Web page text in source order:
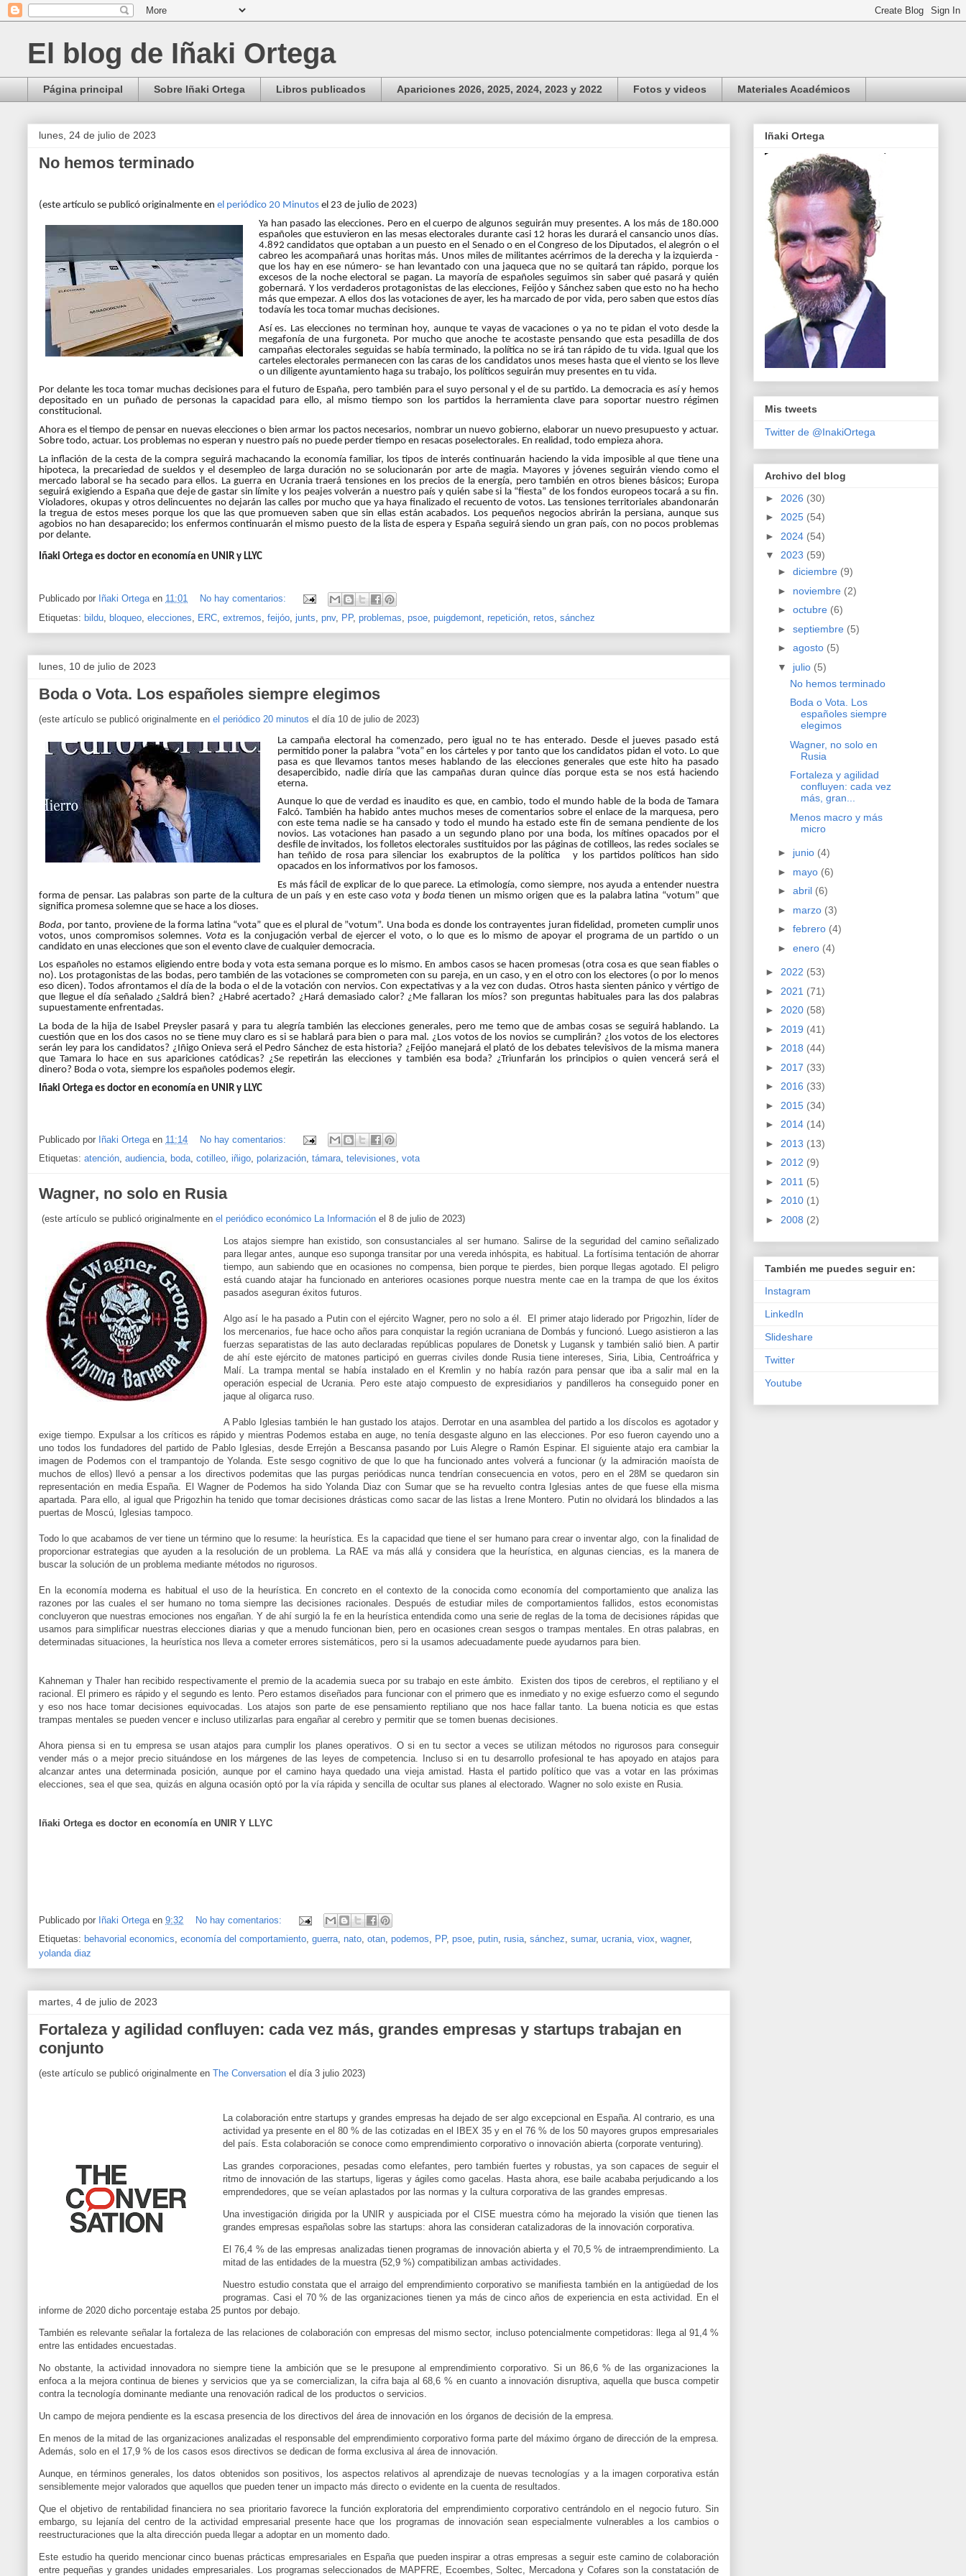
El blog de Iñaki Ortega
Página principal Sobre Iñaki Ortega Libros publicados Apariciones 2026, 2025, 2024, 2023 y 2022 Fotos y videos Materiales Académicos
lunes, 24 de julio de 2023
No hemos terminado
(este artículo se publicó originalmente en el periódico 20 Minutos el 23 de julio de 2023)
Ya han pasado las elecciones. Pero en el cuerpo de algunos seguirán muy presentes. A los más de 180.000
españoles que estuvieron en las mesas electorales durante casi 12 horas les durará el cansancio unos días.
4.892 candidatos que optaban a un puesto en el Senado o en el Congreso de los Diputados, el alegrón o el
cabreo les acompañará unas horitas más. Unos miles de militantes acérrimos de la derecha y la izquierda -
que los hay en ese número- se han levantado con una jaqueca que no se quitará tan rápido, porque los
excesos de la noche electoral se pagan. La mayoría de españoles seguimos sin saber qué pasará y quién
gobernará. Y los verdaderos protagonistas de las elecciones, Feijóo y Sánchez saben que esto no ha hecho
más que empezar. A ellos dos las votaciones de ayer, les ha marcado de por vida, pero saben que estos días
todavía les toca tomar muchas decisiones.
Así es. Las elecciones no terminan hoy, aunque te vayas de vacaciones o ya no te pidan el voto desde la
megafonía de una furgoneta. Por mucho que anoche te acostaste pensando que esta pesadilla de dos
campañas electorales seguidas se había terminado, la política no se irá tan rápido de tu vida. Igual que los
carteles electorales permanecen con las caras de los candidatos unos meses hasta que el viento se los lleve
o un diligente ayuntamiento haga su trabajo, los políticos seguirán muy presentes en tu vida.
Por delante les toca tomar muchas decisiones para el futuro de España, pero también para el suyo personal y el de su partido. La democracia es así y hemos
depositado en un puñado de personas la capacidad para ello, al mismo tiempo son los partidos la herramienta clave para soportar nuestro régimen
constitucional.
Ahora es el tiempo de pensar en nuevas elecciones o bien armar los pactos necesarios, nombrar un nuevo gobierno, elaborar un nuevo presupuesto y actuar.
Sobre todo, actuar. Los problemas no esperan y nuestro país no puede perder tiempo en resacas poselectorales. En realidad, todo empieza ahora.
La inflación de la cesta de la compra seguirá machacando la economía familiar, los tipos de interés continuarán haciendo la vida imposible al que tiene una
hipoteca, la precariedad de sueldos y el desempleo de larga duración no se solucionarán por arte de magia. Mayores y jóvenes seguirán viendo como el
mercado laboral se ha secado para ellos. La guerra en Ucrania traerá tensiones en los precios de la energía, pero también en otros bienes básicos; Europa
seguirá exigiendo a España que deje de gastar sin límite y los peajes volverán a nuestro país y quién sabe si la “fiesta” de los fondos europeos tocará a su fin.
Violadores, okupas y otros delincuentes no dejarán las calles por mucho que ya haya finalizado el recuento de votos. Las tensiones territoriales abandonarán
la tregua de estos meses porque los que las que promueven saben que sin ellas están acabados. Los pequeños negocios abrirán la persiana, aunque sus
agobios no han desaparecido; los enfermos continuarán el mismo puesto de la lista de espera y España seguirá siendo un gran país, con no pocos problemas
por delante.
Iñaki Ortega es doctor en economía en UNIR y LLYC
Publicado por Iñaki Ortega en 11:01
No hay comentarios:
Etiquetas: bildu bloqueo elecciones ERC extremos feijóo junts pnv, PP, problemas psoe puigdemont repetición retos sánchez
lunes, 10 de julio de 2023
Boda o Vota. Los españoles siempre elegimos
(este artículo se publicó originalmente en el periódico 20 minutos el día 10 de julio de 2023)
La campaña electoral ha comenzado, pero igual no te has enterado. Desde el jueves pasado está
permitido poner la palabra “vota” en los cárteles y por tanto que los candidatos pidan el voto. Lo que
pasa es que llevamos tantos meses hablando de las elecciones generales que este hito ha pasado
desapercibido, nadie diría que las campañas duran quince días porque esta se nos está haciendo
eterna.
Aunque lo que de verdad es inaudito es que, en cambio, todo el mundo hable de la bodade Tamara
Falcó. También ha habido antes muchos meses de comentarios sobre el enlace de la marquesa, pero
con este tema nadie se ha cansado y todo el mundo ha estado este fin de semana pendiente de los
novios. Las votaciones han pasado a un segundo plano por una boda, los mítines opacados por el
desfile de invitados, los folletos electorales sustituidos por las páginas de cotilleos, las redes sociales se
han teñido de rosa para silenciar los exabruptos de la política y los partidos políticos han sido
opacados en los informativos por los famosos.
Es más fácil de explicar de lo que parece. La etimología, como siempre, nos ayuda a entender nuestra
forma de pensar. Las palabras son parte de la cultura de un país y en este casovota y boda tienen un mismo origen que es la palabra latina “votum” que
significa promesa solemne que se hace a los dioses.
Boda, por tanto, proviene de la forma latina “vota” que es el plural de ”votum”. Una boda es donde los contrayentes juran fidelidad, prometen cumplir unos
votos, unos compromisos solemnes. Vota es la conjugación verbal de ejercer el voto, o lo que es lo mismo de apoyar el programa de un partido o un
candidato en unas elecciones que son el evento clave de cualquier democracia.
Los españoles no estamos eligiendo entre bodayvota esta semana porque es lo mismo. En ambos casos se hacen promesas (otra cosa es que sean fiables o
no). Los protagonistas de las bodas, pero también de las votaciones se comprometen con su pareja, en un caso, y en el otro con los electores (o por lo menos
eso dicen). Todos afrontamos el día de la bodao el de la votación con nervios. Con expectativas y a la vez con dudas. Otros hasta sienten pánico y vértigo de
que llegue el día señalado ¿Saldrá bien? ¿Habré acertado? ¿Hará demasiado calor? ¿Me fallaran los míos? son preguntas habituales para las dos palabras
supuestamente enfrentadas.
La bodade la hija de Isabel Preysler pasará y para tu alegría también las elecciones generales, pero me temo que de ambas cosas se seguirá hablando. La
cuestión que en los dos casos no se tiene muy claro es si se hablará para bien o para mal. ¿Los votos de los novios se cumplirán? ¿los votos de los electores
serán ley para los candidatos? ¿Iñigo Onieva será el Pedro Sánchez de esta historia? ¿Feijóo manejará el plató de los debates televisivos de la misma manera
que Tamara lo hace en sus apariciones catódicas? ¿Se repetirán las elecciones y también esa boda? ¿Triunfarán los principios o quien vencerá será el
dinero? Boda o vota, siempre los españoles podemos elegir.
Iñaki Ortega es doctor en economía en UNIR y LLYC
Publicado por Iñaki Ortega en 11:14
No hay comentarios:
Etiquetas: atención, audiencia, boda, cotilleo, iñigo, polarización, támara, televisiones, vota
Wagner, no solo en Rusia
(este artículo se publicó originalmente en el periódico económico La Información el 8 de julio de 2023)
Los atajos siempre han existido, son consustanciales al ser humano. Salirse de la seguridad del camino señalizado
para llegar antes, aunque eso suponga transitar por una vereda inhóspita, es habitual. La fortísima tentación de ahorrar
tiempo, aun sabiendo que en ocasiones no compensa, bien porque te pierdes, bien porque llegas agotado. El peligro
está cuando atajar ha funcionado en anteriores ocasiones porque nuestra mente cae en la trampa de que los éxitos
pasados aseguran éxitos futuros.
Algo así le ha pasado a Putin con el ejército Wagner, pero no solo a él. El primer atajo liderado por Prigozhin, líder de
los mercenarios, fue hace ocho años para conquistar la región ucraniana de Dombás y funcionó. Luego asistieron a las
fuerzas separatistas de las auto declaradas repúblicas populares de Donetsk y Lugansk y también salió bien. A partir
de ahí este ejército de matones participó en guerras civiles donde Rusia tiene intereses, Siria, Libia, Centroáfrica y
Malí. La trampa mental se había instalado en el Kremlin y no había razón para pensar que iba a salir mal en la
operación especial de Ucrania. Pero este atajo compuesto de expresidiarios y pandilleros ha conseguido poner en
jaque al oligarca ruso.
A Pablo Iglesias también le han gustado los atajos. Derrotar en una asamblea del partido a los díscolos es agotador y
exige tiempo. Expulsar a los críticos es rápido y mientras Podemos estaba en auge, no tenía desgaste alguno en las elecciones. Por eso fueron cayendo uno a
uno todos los fundadores del partido de Pablo Iglesias, desde Errejón a Bescansa pasando por Luis Alegre o Ramón Espinar. El siguiente atajo era cambiar la
imagen de Podemos con el trampantojo de Yolanda. Este sesgo cognitivo de que lo que ha funcionado antes volverá a funcionar (y la admiración maoísta de
muchos de ellos) llevó a pensar a los directivos podemitas que las purgas periódicas nunca tendrían consecuencia en votos, pero en el 28M se quedaron sin
representación en media España. El Wagner de Podemos ha sido Yolanda Diaz con Sumar que se ha revuelto contra Iglesias antes de que fuese ella misma
apartada. Para ello, al igual que Prigozhin ha tenido que tomar decisiones drásticas como sacar de las listas a Irene Montero. Putin no olvidará los blindados a las
puertas de Moscú, Iglesias tampoco.
Todo lo que acabamos de ver tiene un término que lo resume: la heurística. Es la capacidad que tiene el ser humano para crear o inventar algo, con la finalidad de
proporcionar estrategias que ayuden a la resolución de un problema. La RAE va más allá y considera que la heurística, en algunas ciencias, es la manera de
buscar la solución de un problema mediante métodos no rigurosos.
En la economía moderna es habitual el uso de la heurística. En concreto en el contexto de la conocida como economía del comportamiento que analiza las
razones por las cuales el ser humano no toma siempre las decisiones racionales. Después de estudiar miles de comportamientos fallidos, estos economistas
concluyeron que nuestras emociones nos engañan. Y de ahí surgió la fe en la heurística entendida como una serie de reglas de la toma de decisiones rápidas que
usamos para simplificar nuestras elecciones diarias y que a menudo funcionan bien, pero en ocasiones crean sesgos o trampas mentales. En otras palabras, en
determinadas situaciones, la heurística nos lleva a cometer errores sistemáticos, pero si la usamos adecuadamente puede ayudarnos para bien.
Kahneman y Thaler han recibido respectivamente el premio de la academia sueca por su trabajo en este ámbito. Existen dos tipos de cerebros, el reptiliano y el
racional. El primero es rápido y el segundo es lento. Pero estamos diseñados para funcionar con el primero que es inmediato y no exige esfuerzo como el segundo
y eso nos hace tomar decisiones equivocadas. Los atajos son parte de ese pensamiento reptiliano que nos hace fallar tanto. La buena noticia es que estas
trampas mentales se pueden vencer e incluso utilizarlas para engañar al cerebro y permitir que se tomen buenas decisiones.
Ahora piensa si en tu empresa se usan atajos para cumplir los planes operativos. O si en tu sector a veces se utilizan métodos no rigurosos para conseguir
vender más o a mejor precio situándose en los márgenes de las leyes de competencia. Incluso si en tu desarrollo profesional te has apoyado en atajos para
alcanzar antes una determinada posición, aunque por el camino haya quedado una vieja amistad. Hasta el partido político que vas a votar en las próximas
elecciones, sea el que sea, quizás en alguna ocasión optó por la vía rápida y sencilla de ocultar sus planes al electorado. Wagner no solo existe en Rusia.
Iñaki Ortega es doctor en economía en UNIR Y LLYC
Publicado por Iñaki Ortega en 9:32
No hay comentarios:
Etiquetas: behavorial economics, economía del comportamiento, guerra, nato, otan, podemos, PP, psoe, putin, rusia, sánchez, sumar, ucrania, viox, wagner,
yolanda diaz
martes, 4 de julio de 2023
Fortaleza y agilidad confluyen: cada vez más, grandes empresas y startups trabajan en
conjunto
(este artículo se publicó originalmente en The Conversation el día 3 julio 2023)
La colaboración entre startups y grandes empresas ha dejado de ser algo excepcional en España. Al contrario, es una
actividad ya presente en el 80 % de las cotizadas en el IBEX 35 y en el 76 % de los 50 mayores grupos empresariales
del país. Esta colaboración se conoce como emprendimiento corporativo o innovación abierta (corporate venturing).
Las grandes corporaciones, pesadas como elefantes, pero también fuertes y robustas, ya son capaces de seguir el
ritmo de innovación de las startups, ligeras y ágiles como gacelas. Hasta ahora, ese baile acababa perjudicando a los
emprendedores, que se veían aplastados por las normas y la cultura corporativa de las grandes empresas.
Una investigación dirigida por la UNIR y auspiciada por el CISE muestra cómo ha mejorado la visión que tienen las
grandes empresas españolas sobre las startups: ahora las consideran catalizadoras de la innovación corporativa.
El 76,4 % de las empresas analizadas tienen programas de innovación abierta y el 70,5 % de intraemprendimiento. La
mitad de las entidades de la muestra (52,9 %) compatibilizan ambas actividades.
Nuestro estudio constata que el arraigo del emprendimiento corporativo se manifiesta también en la antigüedad de los
programas. Casi el 70 % de las organizaciones tienen ya más de cinco años de experiencia en esta actividad. En el
informe de 2020 dicho porcentaje estaba 25 puntos por debajo.
También es relevante señalar la fortaleza de las relaciones de colaboración con empresas del mismo sector, incluso potencialmente competidoras: llega al 91,4 %
entre las entidades encuestadas.
No obstante, la actividad innovadora no siempre tiene la ambición que se le presupone al emprendimiento corporativo. Si un 86,6 % de las organizaciones la
enfoca a la mejora continua de bienes y servicios que ya se comercializan, la cifra baja al 68,6 % en cuanto a innovación disruptiva, aquella que busca competir
contra la tecnología dominante mediante una renovación radical de los productos o servicios.
Un campo de mejora pendiente es la escasa presencia de los directivos del área de innovación en los órganos de decisión de la empresa.
En menos de la mitad de las organizaciones analizadas el responsable del emprendimiento corporativo forma parte del máximo órgano de dirección de la empresa.
Además, solo en el 17,9 % de los casos esos directivos se dedican de forma exclusiva al área de innovación.
Aunque, en términos generales, los datos obtenidos son positivos, los aspectos relativos al aprendizaje de nuevas tecnologías y a la imagen corporativa están
sensiblemente mejor valorados que aquellos que pueden tener un impacto más directo o evidente en la cuenta de resultados.
Que el objetivo de rentabilidad financiera no sea prioritario favorece la función exploratoria del emprendimiento corporativo centrándolo en el negocio futuro. Sin
embargo, su lejanía del centro de la actividad empresarial presente hace que los programas de innovación sean especialmente vulnerables a los cambios o
reestructuraciones que la alta dirección pueda llegar a adoptar en un momento dado.
Este estudio ha querido mencionar cinco buenas prácticas empresariales en España que pueden inspirar a otras empresas a seguir este camino de colaboración
entre pequeñas y grandes unidades empresariales. Los programas seleccionados de MAPFRE, Ecoembes, Soltec, Mercadona y Cofares son la constatación de
Iñaki Ortega
Mis tweets
Twitter de @InakiOrtega
Archivo del blog
► 2026 (30)
► 2025 (54)
► 2024 (54)
▼ 2023 (59)
► diciembre (9)
► noviembre (2)
► octubre (6)
► septiembre (5)
► agosto (5)
▼ julio (5)
No hemos terminado
Boda o Vota. Los
españoles siempre
elegimos
Wagner, no solo en
Rusia
Fortaleza y agilidad
confluyen: cada vez
más, gran...
Menos macro y más
micro
► junio (4)
► mayo (6)
► abril (6)
► marzo (3)
► febrero (4)
► enero (4)
► 2022 (53)
► 2021 (71)
► 2020 (58)
► 2019 (41)
► 2018 (44)
► 2017 (33)
► 2016 (33)
► 2015 (34)
► 2014 (14)
► 2013 (13)
► 2012 (9)
► 2011 (5)
► 2010 (1)
► 2008 (2)
También me puedes seguir en:
Instagram
LinkedIn
Slideshare
Twitter
Youtube